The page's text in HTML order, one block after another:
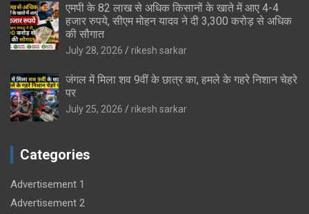
एमपी के 82 लाख से अधिक किसानों के खाते में आए 4-4
हजार रुपये, सीएम मोहन यादव ने दी 3,300 करोड़ से अधिक
की सौगात
July 28, 2026 rikesh sarkar
जंगल में मिला शव 9वीं के छात्र का, हमले के गहरे निशान चेहरे
पर
July 25, 2026 rikesh sarkar
Categories
Advertisement 1
Advertisement 2